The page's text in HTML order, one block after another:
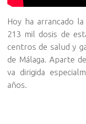
Hoy ha arrancado
213 mil dosis de
centros de salud y
de Málaga. Aparte
va dirigida
años.